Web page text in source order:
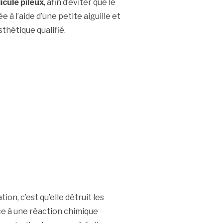
pileux, afin d’éviter que le
à l’aide d’une petite aiguille et
qualifié.
c’est qu’elle détruit les
à une réaction chimique